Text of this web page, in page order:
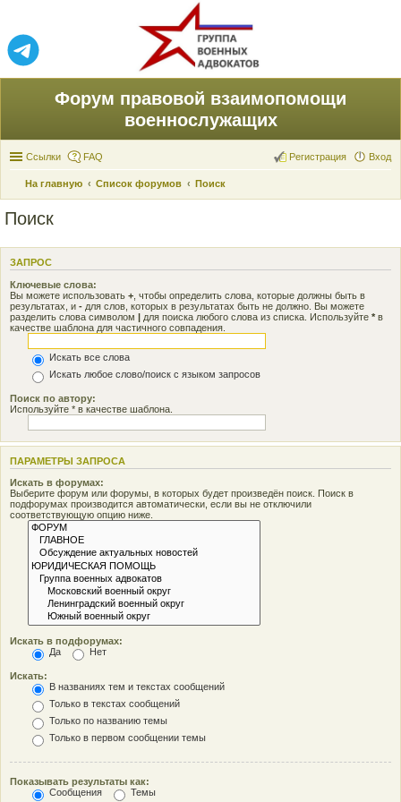
Форум правовой взаимопомощи
военнослужащих
Ссылки FAQ Вход
Регистрация
На главную Список форумов Поиск
Поиск
ЗАПРОС
Ключевые слова:
Вы можете использовать + , чтобы определить слова, которые должны быть в
результатах, и - для слов, которых в результатах быть не должно. Вы можете
разделить слова символом | для поиска любого слова из списка. Используйте * в
качестве шаблона для частичного совпадения.
Искать все слова
Искать любое слово/поиск с языком запросов
Поиск по автору:
Используйте * в качестве шаблона.
ПАРАМЕТРЫ ЗАПРОСА
Искать в форумах:
Выберите форум или форумы, в которых будет произведён поиск. Поиск в
подфорумах производится автоматически, если вы не отключили
соответствующую опцию ниже.
Искать в подфорумах:
Да
Нет
Искать:
В названиях тем и текстах сообщений
Только в текстах сообщений
Только по названию темы
Только в первом сообщении темы
Показывать результаты как:
Сообщения
Темы